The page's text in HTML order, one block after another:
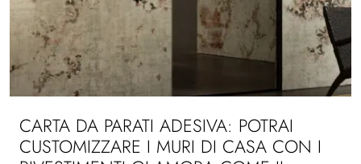
CARTA DA PARATI ADESIVA: POTRAI
CUSTOMIZZARE I MURI DI CASA CON I